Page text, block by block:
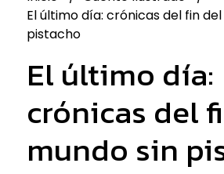
El último día: crónicas del fin
pistacho
El último día:
crónicas del
mundo sin